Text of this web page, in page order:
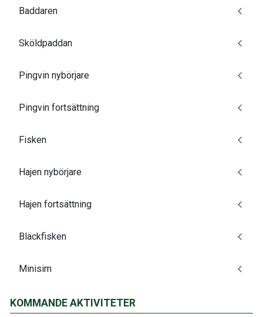
Baddaren
Sköldpaddan
Pingvin nybörjare
Pingvin fortsättning
Fisken
Hajen nybörjare
Hajen fortsättning
Bläckfisken
Minisim
KOMMANDE AKTIVITETER